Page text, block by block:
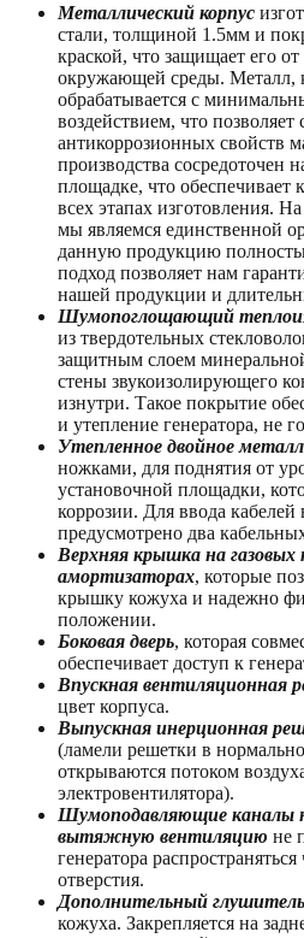
Металлический корпус
стали, толщиной 1.5мм и
краской, что защищает его
окружающей среды. Металл,
обрабатывается с
воздействием, что
антикоррозионных свойств
производства сосредоточен
площадке, что обеспечивает
всех этапах изготовления.
мы являемся единственной
данную продукцию
подход позволяет нам
нашей продукции и
Шумопоглощающий
из твердотельных
защитным слоем
стены звукоизолирующего
изнутри. Такое покрытие
и утепление генератора, не
Утепленное двойное
ножками, для поднятия от
установочной площадки,
коррозии. Для ввода
предусмотрено два
Верхняя крышка на
амортизаторах, которые
крышку кожуха и надежно
положении.
Боковая дверь, которая
обеспечивает доступ к
Впускная вентиляционная
цвет корпуса.
Выпускная инерционная
(ламели решетки в
открываются потоком
электровентилятора).
Шумоподавляющие каналы
вытяжную вентиляцию не
генератора
отверстия.
Дополнительный глушитель
кожуха. Закрепляется на